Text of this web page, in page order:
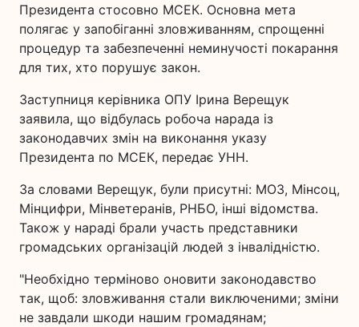
Президента стосовно МСЕК. Основна мета
полягає у запобіганні зловживанням, спрощенні
процедур та забезпеченні неминучості покарання
для тих, хто порушує закон.
Заступниця керівника ОПУ Ірина Верещук
заявила, що відбулась робоча нарада із
законодавчих змін на виконання указу
Президента по МСЕК, передає УНН.
За словами Верещук, були присутні: МОЗ, Мінсоц,
Мінцифри, Мінветеранів, РНБО, інші відомства.
Також у нараді брали участь представники
громадських організацій людей з інвалідністю.
"Необхідно терміново оновити законодавство
так, щоб: зловживання стали виключеними; зміни
не завдали шкоди нашим громадянам;